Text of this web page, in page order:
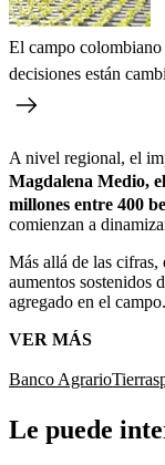
El campo colombiano
decisiones están
A nivel regional, el
Magdalena Medio, el
millones entre 400
comienzan a
Más allá de las cifras,
aumentos sostenidos
agregado en el campo.
VER MÁS
Banco AgrarioTierras
Le puede